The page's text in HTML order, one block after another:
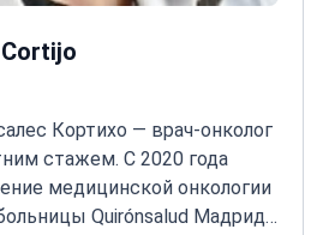
Кортихо — врач-онколог
стажем. С 2020 года
медицинской онкологии
Quirónsalud Мадрид.